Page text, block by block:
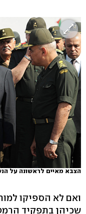
הצבא מאיים לראשונה על
ואם לא הספיקו
שכיהן בתפקיד